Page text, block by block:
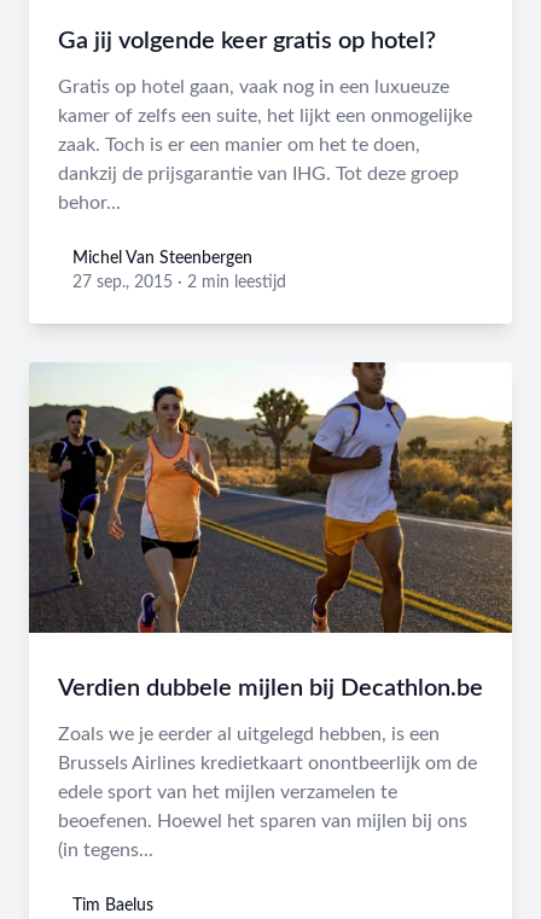
Ga jij volgende keer gratis op hotel?
Gratis op hotel gaan, vaak nog in een luxueuze
kamer of zelfs een suite, het lijkt een onmogelijke
zaak. Toch is er een manier om het te doen,
dankzij de prijsgarantie van IHG. Tot deze groep
behor...
Michel Van Steenbergen
Michel Van Steenbergen
27 sep., 2015 · 2 min leestijd
Verdien dubbele mijlen bij Decathlon.be
Zoals we je eerder al uitgelegd hebben, is een
Brussels Airlines kredietkaart onontbeerlijk om de
edele sport van het mijlen verzamelen te
beoefenen. Hoewel het sparen van mijlen bij ons
(in tegens...
Tim Baelus